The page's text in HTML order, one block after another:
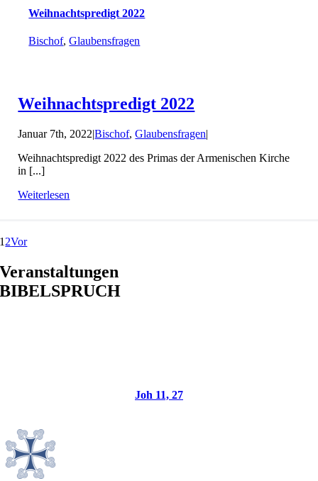
Weihnachtspredigt 2022
Bischof,Glaubensfragen
Weihnachtspredigt 2022
Januar 7th, 2022|Bischof,Glaubensfragen|
Weihnachtspredigt 2022 des Primas der Armenischen Kirche
in [...]
Weiterlesen
1 2Vor
Veranstaltungen
BIBELSPRUCH
Joh 11, 27